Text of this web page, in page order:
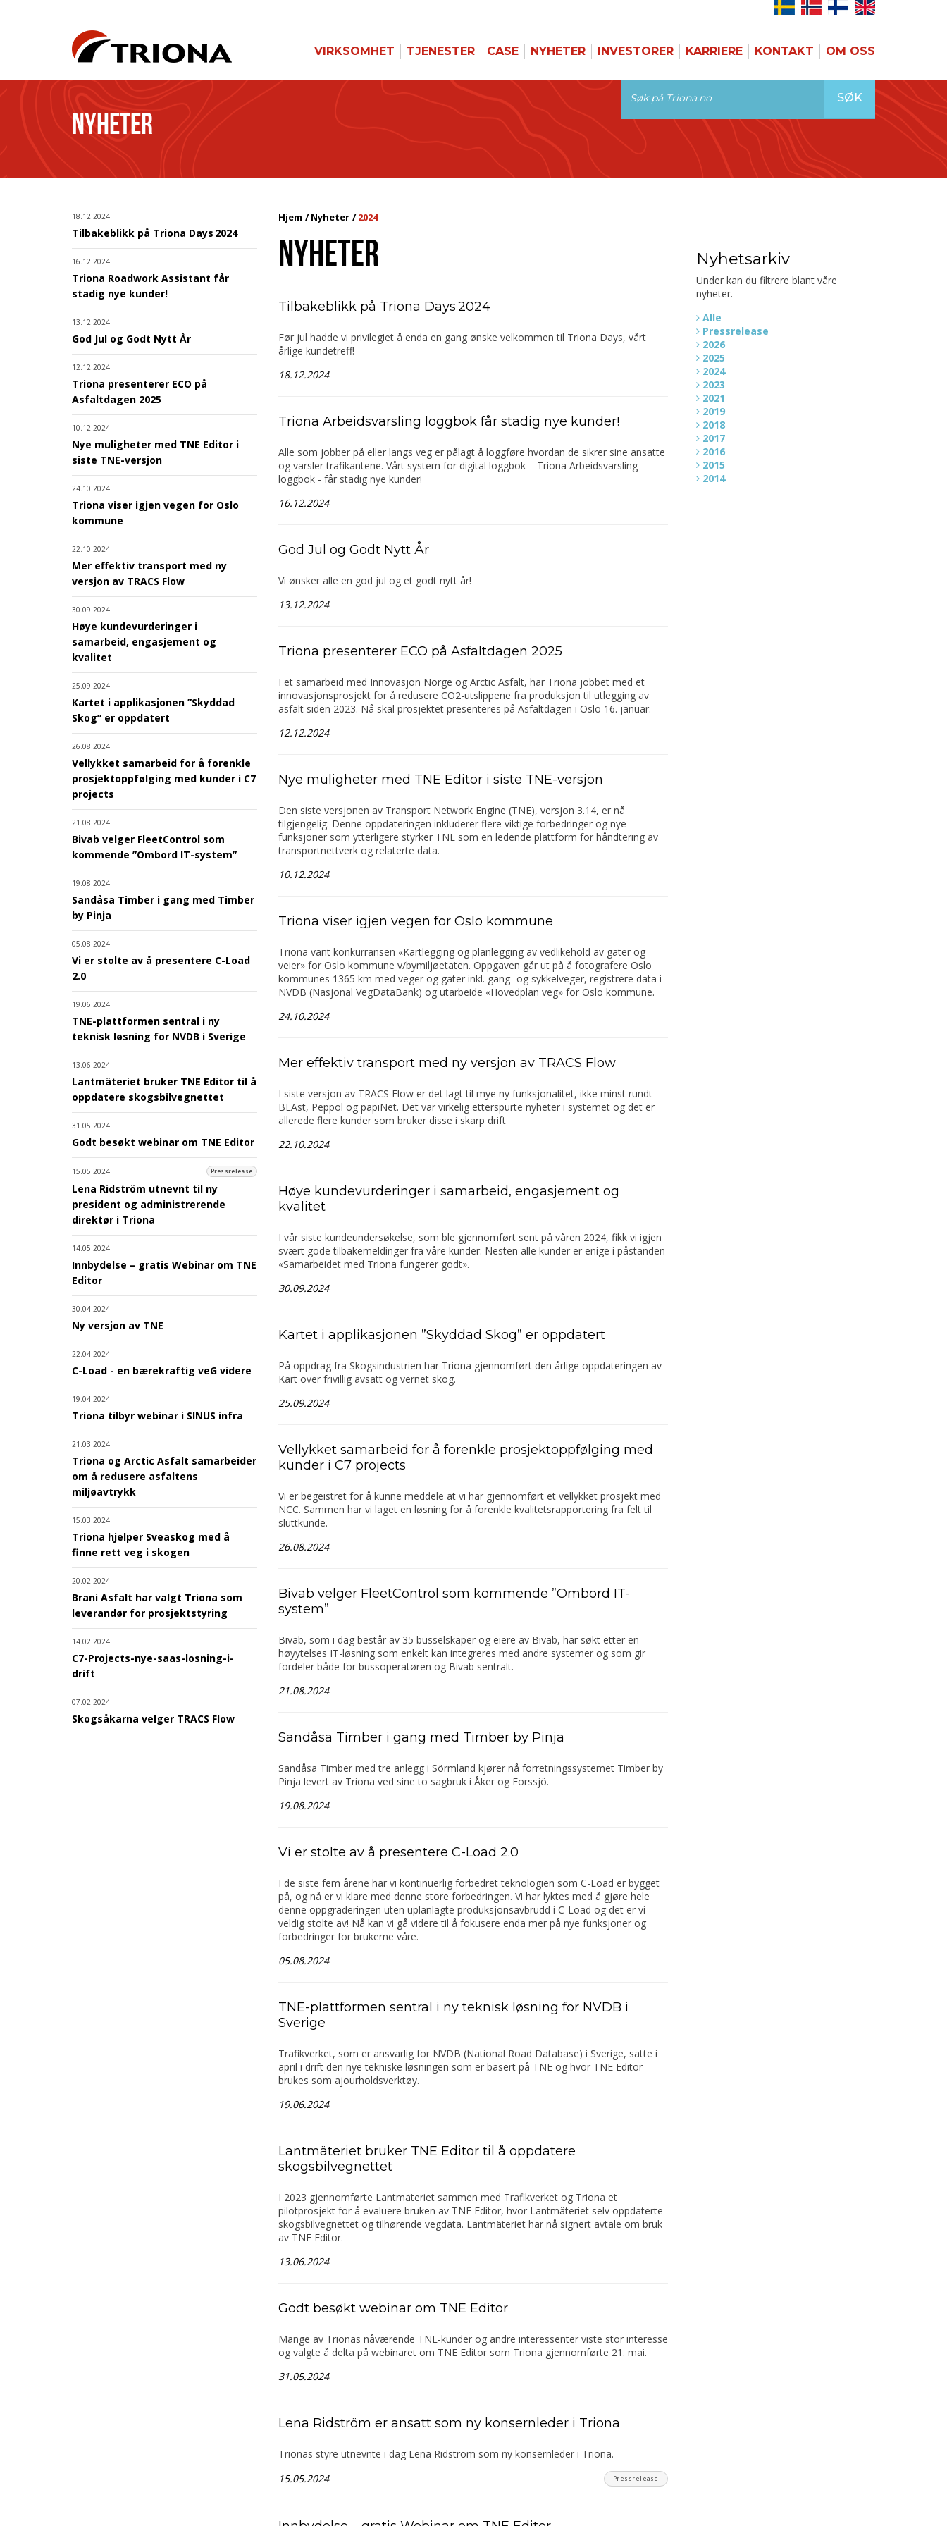
VIRKSOMHET TJENESTER CASE NYHETER INVESTORER KARRIERE KONTAKT OM OSS
NYHETER
SØK
18.12.2024
Tilbakeblikk på Triona Days 2024
16.12.2024
Triona Roadwork Assistant får
stadig nye kunder!
13.12.2024
God Jul og Godt Nytt År
12.12.2024
Triona presenterer ECO på
Asfaltdagen 2025
10.12.2024
Nye muligheter med TNE Editor i
siste TNE-versjon
24.10.2024
Triona viser igjen vegen for Oslo
kommune
22.10.2024
Mer effektiv transport med ny
versjon av TRACS Flow
30.09.2024
Høye kundevurderinger i
samarbeid, engasjement og
kvalitet
25.09.2024
Kartet i applikasjonen ”Skyddad
Skog” er oppdatert
26.08.2024
Vellykket samarbeid for å forenkle
prosjektoppfølging med kunder i C7
projects
21.08.2024
Bivab velger FleetControl som
kommende ”Ombord IT-system”
19.08.2024
Sandåsa Timber i gang med Timber
by Pinja
05.08.2024
Vi er stolte av å presentere C-Load
2.0
19.06.2024
TNE-plattformen sentral i ny
teknisk løsning for NVDB i Sverige
13.06.2024
Lantmäteriet bruker TNE Editor til å
oppdatere skogsbilvegnettet
31.05.2024
Godt besøkt webinar om TNE Editor
15.05.2024 Pressrelease
Lena Ridström utnevnt til ny
president og administrerende
direktør i Triona
14.05.2024
Innbydelse – gratis Webinar om TNE
Editor
30.04.2024
Ny versjon av TNE
22.04.2024
C-Load - en bærekraftig veG videre
19.04.2024
Triona tilbyr webinar i SINUS infra
21.03.2024
Triona og Arctic Asfalt samarbeider
om å redusere asfaltens
miljøavtrykk
15.03.2024
Triona hjelper Sveaskog med å
finne rett veg i skogen
20.02.2024
Brani Asfalt har valgt Triona som
leverandør for prosjektstyring
14.02.2024
C7-Projects-nye-saas-losning-i-
drift
07.02.2024
Skogsåkarna velger TRACS Flow
Hjem Nyheter 2024
NYHETER
Tilbakeblikk på Triona Days 2024
Før jul hadde vi privilegiet å enda en gang ønske velkommen til Triona Days, vårt
årlige kundetreff!
18.12.2024
Triona Arbeidsvarsling loggbok får stadig nye kunder!
Alle som jobber på eller langs veg er pålagt å loggføre hvordan de sikrer sine ansatte
og varsler trafikantene. Vårt system for digital loggbok – Triona Arbeidsvarsling
loggbok - får stadig nye kunder!
16.12.2024
God Jul og Godt Nytt År
Vi ønsker alle en god jul og et godt nytt år!
13.12.2024
Triona presenterer ECO på Asfaltdagen 2025
I et samarbeid med Innovasjon Norge og Arctic Asfalt, har Triona jobbet med et
innovasjonsprosjekt for å redusere CO2-utslippene fra produksjon til utlegging av
asfalt siden 2023. Nå skal prosjektet presenteres på Asfaltdagen i Oslo 16. januar.
12.12.2024
Nye muligheter med TNE Editor i siste TNE-versjon
Den siste versjonen av Transport Network Engine (TNE), versjon 3.14, er nå
tilgjengelig. Denne oppdateringen inkluderer flere viktige forbedringer og nye
funksjoner som ytterligere styrker TNE som en ledende plattform for håndtering av
transportnettverk og relaterte data.
10.12.2024
Triona viser igjen vegen for Oslo kommune
Triona vant konkurransen «Kartlegging og planlegging av vedlikehold av gater og
veier» for Oslo kommune v/bymiljøetaten. Oppgaven går ut på å fotografere Oslo
kommunes 1365 km med veger og gater inkl. gang- og sykkelveger, registrere data i
NVDB (Nasjonal VegDataBank) og utarbeide «Hovedplan veg» for Oslo kommune.
24.10.2024
Mer effektiv transport med ny versjon av TRACS Flow
I siste versjon av TRACS Flow er det lagt til mye ny funksjonalitet, ikke minst rundt
BEAst, Peppol og papiNet. Det var virkelig etterspurte nyheter i systemet og det er
allerede flere kunder som bruker disse i skarp drift
22.10.2024
Høye kundevurderinger i samarbeid, engasjement og
kvalitet
I vår siste kundeundersøkelse, som ble gjennomført sent på våren 2024, fikk vi igjen
svært gode tilbakemeldinger fra våre kunder. Nesten alle kunder er enige i påstanden
«Samarbeidet med Triona fungerer godt».
30.09.2024
Kartet i applikasjonen ”Skyddad Skog” er oppdatert
På oppdrag fra Skogsindustrien har Triona gjennomført den årlige oppdateringen av
Kart over frivillig avsatt og vernet skog.
25.09.2024
Vellykket samarbeid for å forenkle prosjektoppfølging med
kunder i C7 projects
Vi er begeistret for å kunne meddele at vi har gjennomført et vellykket prosjekt med
NCC. Sammen har vi laget en løsning for å forenkle kvalitetsrapportering fra felt til
sluttkunde.
26.08.2024
Bivab velger FleetControl som kommende ”Ombord IT-
system”
Bivab, som i dag består av 35 busselskaper og eiere av Bivab, har søkt etter en
høyytelses IT-løsning som enkelt kan integreres med andre systemer og som gir
fordeler både for bussoperatøren og Bivab sentralt.
21.08.2024
Sandåsa Timber i gang med Timber by Pinja
Sandåsa Timber med tre anlegg i Sörmland kjører nå forretningssystemet Timber by
Pinja levert av Triona ved sine to sagbruk i Åker og Forssjö.
19.08.2024
Vi er stolte av å presentere C-Load 2.0
I de siste fem årene har vi kontinuerlig forbedret teknologien som C-Load er bygget
på, og nå er vi klare med denne store forbedringen. Vi har lyktes med å gjøre hele
denne oppgraderingen uten uplanlagte produksjonsavbrudd i C-Load og det er vi
veldig stolte av! Nå kan vi gå videre til å fokusere enda mer på nye funksjoner og
forbedringer for brukerne våre.
05.08.2024
TNE-plattformen sentral i ny teknisk løsning for NVDB i
Sverige
Trafikverket, som er ansvarlig for NVDB (National Road Database) i Sverige, satte i
april i drift den nye tekniske løsningen som er basert på TNE og hvor TNE Editor
brukes som ajourholdsverktøy.
19.06.2024
Lantmäteriet bruker TNE Editor til å oppdatere
skogsbilvegnettet
I 2023 gjennomførte Lantmäteriet sammen med Trafikverket og Triona et
pilotprosjekt for å evaluere bruken av TNE Editor, hvor Lantmäteriet selv oppdaterte
skogsbilvegnettet og tilhørende vegdata. Lantmäteriet har nå signert avtale om bruk
av TNE Editor.
13.06.2024
Godt besøkt webinar om TNE Editor
Mange av Trionas nåværende TNE-kunder og andre interessenter viste stor interesse
og valgte å delta på webinaret om TNE Editor som Triona gjennomførte 21. mai.
31.05.2024
Lena Ridström er ansatt som ny konsernleder i Triona
Trionas styre utnevnte i dag Lena Ridström som ny konsernleder i Triona.
15.05.2024
Pressrelease
Nyhetsarkiv
Under kan du filtrere blant våre
nyheter.
Alle
Pressrelease
2026
2025
2024
2023
2021
2019
2018
2017
2016
2015
2014